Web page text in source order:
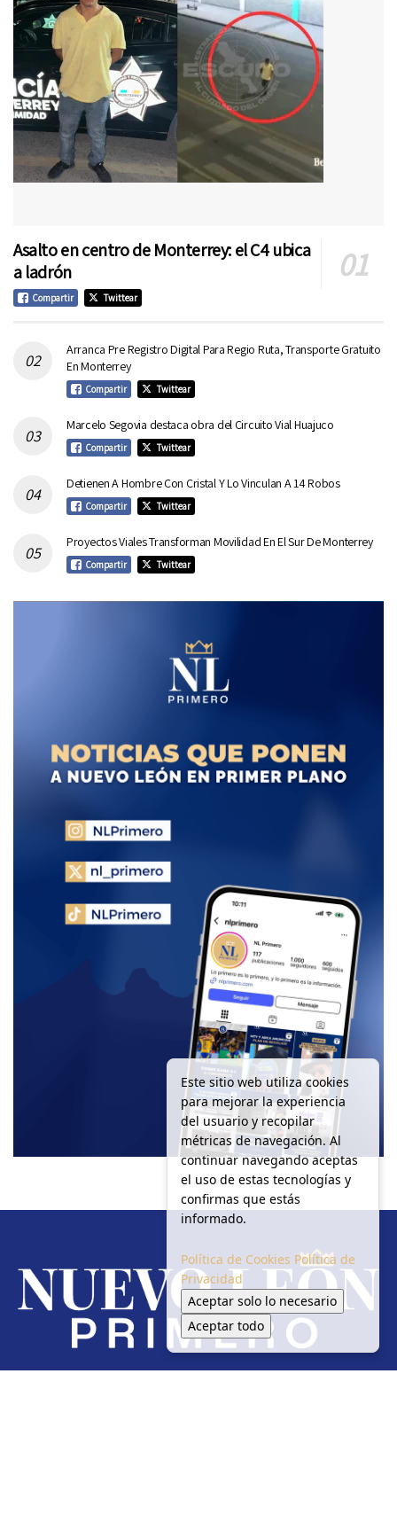
Asalto en centro de Monterrey: el C4 ubica
a ladrón
Compartir Twittear
Arranca Pre Registro Digital Para Regio Ruta, Transporte Gratuito
En Monterrey
Compartir Twittear
Marcelo Segovia destaca obra del Circuito Vial Huajuco
Compartir Twittear
Detienen A Hombre Con Cristal Y Lo Vinculan A 14 Robos
Compartir Twittear
Proyectos Viales Transforman Movilidad En El Sur De Monterrey
Compartir Twittear
Este sitio web utiliza cookies
para mejorar la experiencia
del usuario y recopilar
métricas de navegación. Al
continuar navegando aceptas
el uso de estas tecnologías y
confirmas que estás
informado.
Política de Cookies Política de
Privacidad
Aceptar solo lo necesario
Aceptar todo